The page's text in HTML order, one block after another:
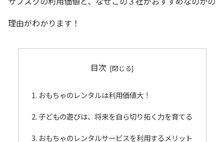
理由がわかります！
目次
おもちゃのレンタルは利用価値大！
子どもの遊びは、将来を自ら切り拓く力を育てる
おもちゃのレンタルサービスを利用するメリット